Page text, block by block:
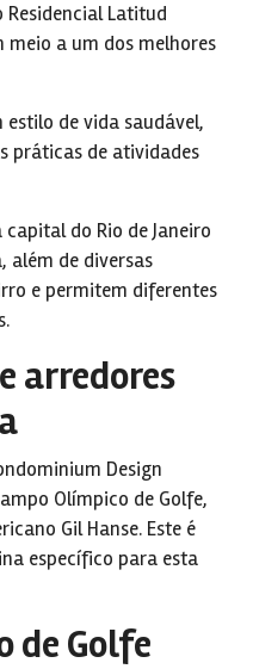
Latitud
meio a um dos melhores
de vida saudável,
práticas de atividades
do Rio de Janeiro
além de diversas
e permitem diferentes
arredores
Design
Olímpico de Golfe,
Gil Hanse. Este é
específico para esta
de Golfe